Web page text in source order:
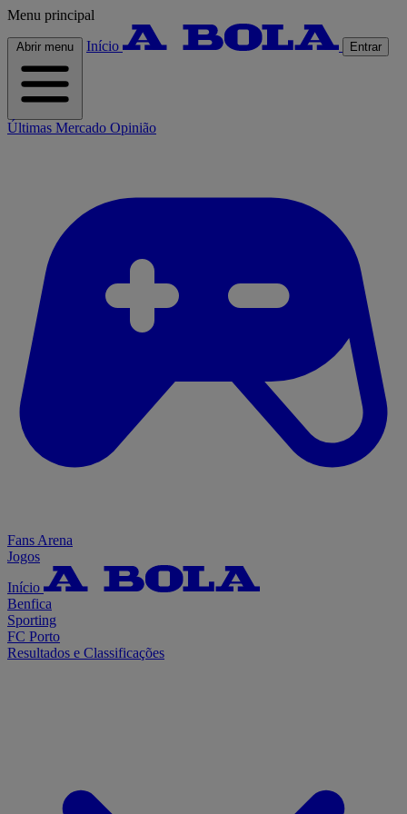
Menu principal
Abrir menu Início Entrar
Últimas Mercado Opinião
Fans Arena
Jogos
Início
Benfica
Sporting
FC Porto
Resultados e Classificações